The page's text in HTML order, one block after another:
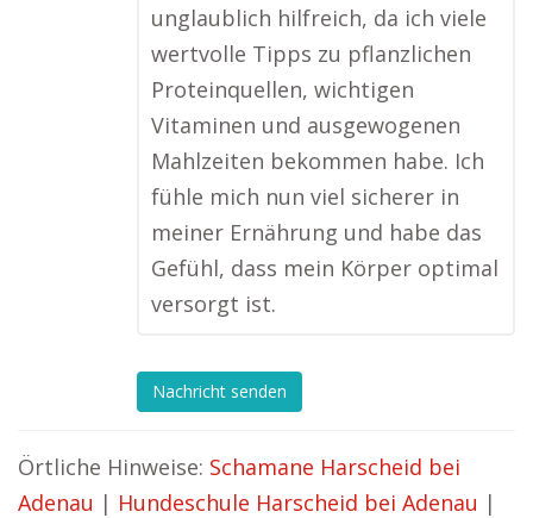
unglaublich hilfreich, da ich viele
wertvolle Tipps zu pflanzlichen
Proteinquellen, wichtigen
Vitaminen und ausgewogenen
Mahlzeiten bekommen habe. Ich
fühle mich nun viel sicherer in
meiner Ernährung und habe das
Gefühl, dass mein Körper optimal
versorgt ist.
Nachricht senden
Örtliche Hinweise: Schamane Harscheid bei
Adenau | Hundeschule Harscheid bei Adenau |